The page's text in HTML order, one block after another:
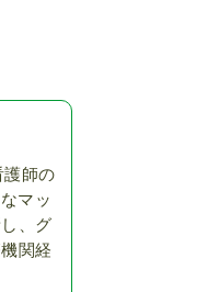
護師の
マッ
、グ
関経